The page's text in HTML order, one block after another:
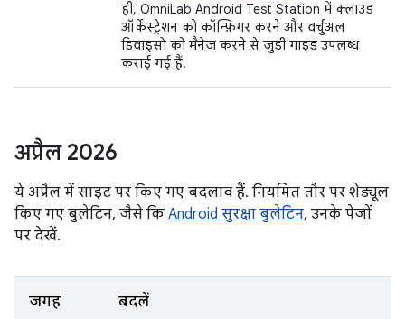
ही, OmniLab Android Test Station में क्लाउड
ऑर्केस्ट्रेशन को कॉन्फ़िगर करने और वर्चुअल
डिवाइसों को मैनेज करने से जुड़ी गाइड उपलब्ध
कराई गई हैं.
अप्रैल 2026
ये अप्रैल में साइट पर किए गए बदलाव हैं. नियमित तौर पर शेड्यूल
किए गए बुलेटिन, जैसे कि Android सुरक्षा बुलेटिन, उनके पेजों
पर देखें.
जगह बदलें